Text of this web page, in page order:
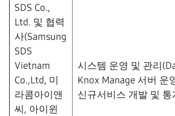
SDS Co.,
Ltd. 및 협력
사(Samsung
SDS
Vietnam
Co.,Ltd, 미
라콤아이앤
씨, 아이윈
시스템 운영 및 관리
Knox Manage 서버 운
신규서비스 개발 및